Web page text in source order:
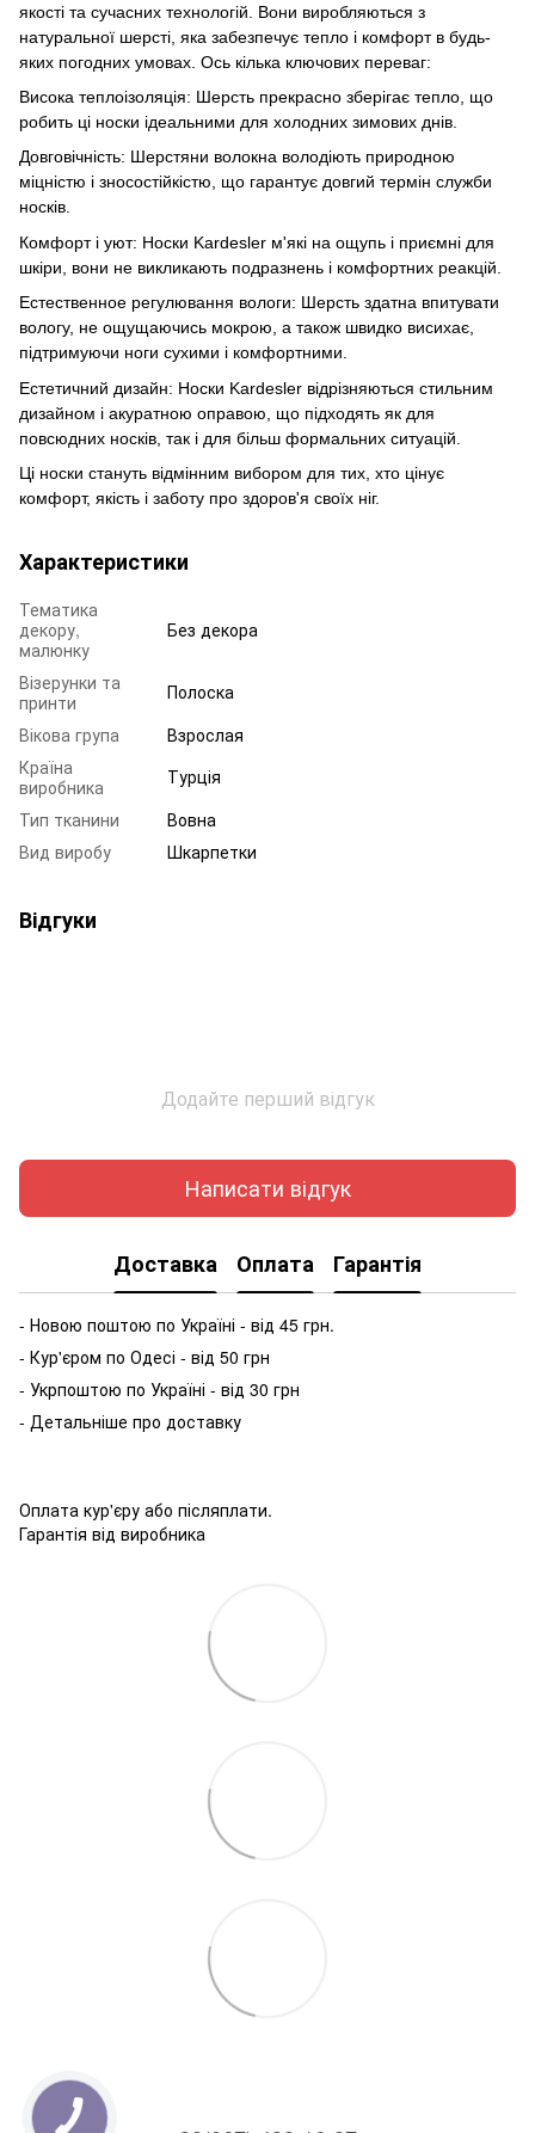
якості та сучасних технологій. Вони виробляються з
натуральної шерсті, яка забезпечує тепло і комфорт в будь-
яких погодних умовах. Ось кілька ключових переваг:
Висока теплоізоляція: Шерсть прекрасно зберігає тепло, що
робить ці носки ідеальними для холодних зимових днів.
Довговічність: Шерстяни волокна володіють природною
міцністю і зносостійкістю, що гарантує довгий термін служби
носків.
Комфорт і уют: Носки Kardesler м'які на ощупь і приємні для
шкіри, вони не викликають подразнень і комфортних реакцій.
Естественное регулювання вологи: Шерсть здатна впитувати
вологу, не ощущаючись мокрою, а також швидко висихає,
підтримуючи ноги сухими і комфортними.
Естетичний дизайн: Носки Kardesler відрізняються стильним
дизайном і акуратною оправою, що підходять як для
повсюдних носків, так і для більш формальних ситуацій.
Ці носки стануть відмінним вибором для тих, хто цінує
комфорт, якість і заботу про здоров'я своїх ніг.
Характеристики
Тематика
декору,
малюнку
Без декора
Візерунки та
принти
Полоска
Вікова група
Взрослая
Країна
виробника
Турція
Тип тканини
Вовна
Вид виробу
Шкарпетки
Відгуки
Додайте перший відгук
Написати відгук
Доставка Оплата Гарантія
- Новою поштою по Україні - від 45 грн.
- Кур'єром по Одесі - від 50 грн
- Укрпоштою по Україні - від 30 грн
- Детальніше про доставку
Оплата кур'єру або післяплати.
Гарантія від виробника